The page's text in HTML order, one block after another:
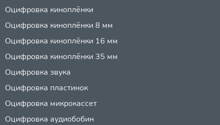
Оцифровка киноплёнки
Оцифровка киноплёнки 8 мм
Оцифровка киноплёнки 16 мм
Оцифровка киноплёнки 35 мм
Оцифровка звука
Оцифровка пластинок
Оцифровка микрокассет
Оцифровка аудиобобин